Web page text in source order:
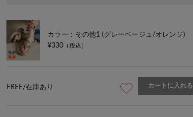
カラー：その他1 (グレーベージュ/オレンジ)
¥330 （税込）
FREE/在庫あり カートに入れる